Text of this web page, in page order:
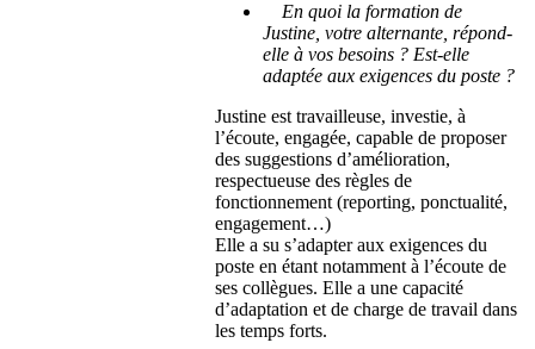
En quoi la formation de
Justine, votre alternante, répond-
elle à vos besoins ? Est-elle
adaptée aux exigences du poste ?
Justine est travailleuse, investie, à
l’écoute, engagée, capable de proposer
des suggestions d’amélioration,
respectueuse des règles de
fonctionnement (reporting, ponctualité,
engagement…)
Elle a su s’adapter aux exigences du
poste en étant notamment à l’écoute de
ses collègues. Elle a une capacité
d’adaptation et de charge de travail dans
les temps forts.